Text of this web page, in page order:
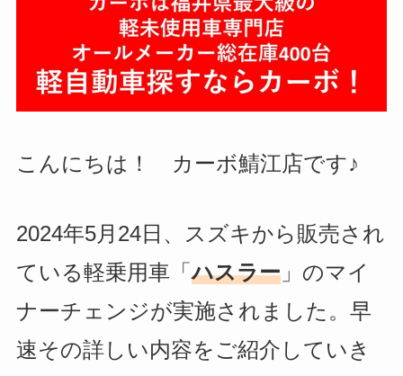
こんにちは！ カーボ鯖江店です♪
2024年5月24日、スズキから販売され
ている軽乗用車「ハスラー」のマイ
ナーチェンジが実施されました。早
速その詳しい内容をご紹介していき